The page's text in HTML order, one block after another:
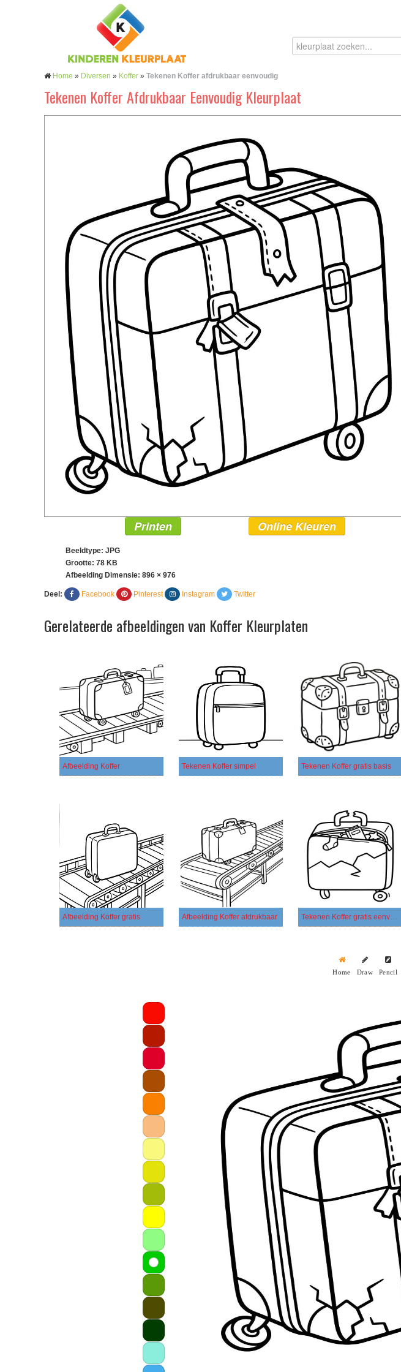
Home » Diversen » Koffer » Tekenen Koffer afdrukbaar eenvoudig
Tekenen Koffer Afdrukbaar Eenvoudig Kleurplaat
Printen Online Kleuren
Beeldtype: JPG
Grootte: 78 KB
Afbeelding Dimensie: 896 × 976
Deel: Facebook Pinterest Instagram Twitter
Gerelateerde afbeeldingen van Koffer Kleurplaten
Afbeelding Koffer Tekenen Koffer simpel Tekenen Koffer gratis basis
Afbeelding Koffer gratis Afbeelding Koffer afdrukbaar
Home Draw Pencil